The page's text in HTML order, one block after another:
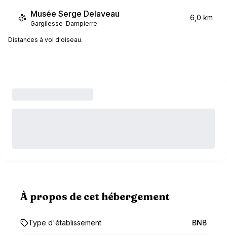
Musée Serge Delaveau
Gargilesse-Dampierre
6,0 km
Distances à vol d'oiseau.
À propos de cet hébergement
Type d'établissement BNB